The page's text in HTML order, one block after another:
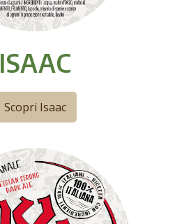
ISAAC
Scopri Isaac